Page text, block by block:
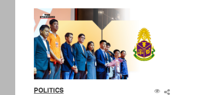
POLITICS